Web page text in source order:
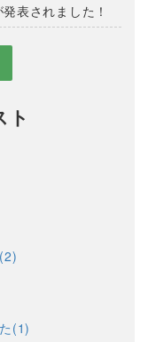
表されました！
ト
(1)